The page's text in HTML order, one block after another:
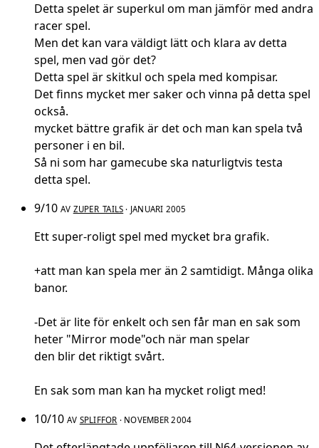
Detta spelet är superkul om man jämför med andra
racer spel.
Men det kan vara väldigt lätt och klara av detta
spel, men vad gör det?
Detta spel är skitkul och spela med kompisar.
Det finns mycket mer saker och vinna på detta spel
också.
mycket bättre grafik är det och man kan spela två
personer i en bil.
Så ni som har gamecube ska naturligtvis testa
detta spel.
9/10 AV ZUPER_TAILS · JANUARI 2005
Ett super-roligt spel med mycket bra grafik.
+att man kan spela mer än 2 samtidigt. Många olika
banor.
-Det är lite för enkelt och sen får man en sak som
heter "Mirror mode"och när man spelar
den blir det riktigt svårt.
En sak som man kan ha mycket roligt med!
10/10 AV SPLIFFOR · NOVEMBER 2004